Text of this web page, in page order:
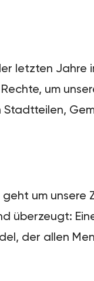
letzten Jahre
um
um unsere
überzeugt:
der allen